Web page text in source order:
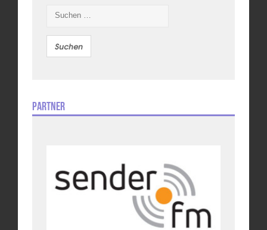
nach:
Partner